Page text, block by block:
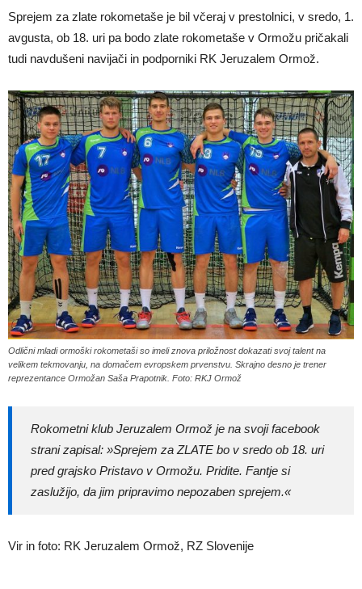
Sprejem za zlate rokometaše je bil včeraj v prestolnici, v sredo, 1.
avgusta, ob 18. uri pa bodo zlate rokometaše v Ormožu pričakali
tudi navdušeni navijači in podporniki RK Jeruzalem Ormož.
Odlični mladi ormoški rokometaši so imeli znova priložnost dokazati svoj talent na
velikem tekmovanju, na domačem evropskem prvenstvu. Skrajno desno je trener
reprezentance Ormožan Saša Prapotnik. Foto: RKJ Ormož
Rokometni klub Jeruzalem Ormož je na svoji facebook
strani zapisal: »Sprejem za ZLATE bo v sredo ob 18. uri
pred grajsko Pristavo v Ormožu. Pridite. Fantje si
zaslužijo, da jim pripravimo nepozaben sprejem.«
Vir in foto: RK Jeruzalem Ormož, RZ Slovenije